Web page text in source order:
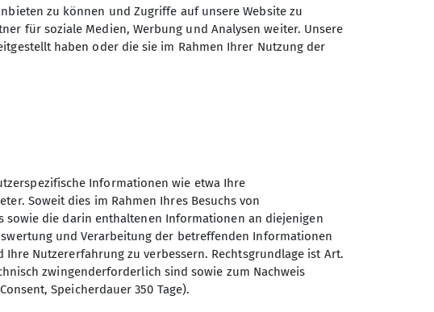
Sektion Nahegau des
Deutschen Alpenvereins e.V.
zu können und Zugriffe auf unsere Website zu
für soziale Medien, Werbung und Analysen weiter. Unsere
haben oder die sie im Rahmen Ihrer Nutzung der
Informationen wie etwa Ihre
Soweit dies im Rahmen Ihres Besuchs von
die darin enthaltenen Informationen an diejenigen
und Verarbeitung der betreffenden Informationen
Nutzererfahrung zu verbessern. Rechtsgrundlage ist Art.
zwingenderforderlich sind sowie zum Nachweis
Speicherdauer 350 Tage).